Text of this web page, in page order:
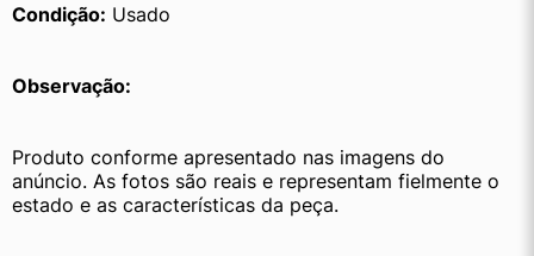
Condição: Usado
Observação:
Produto conforme apresentado nas imagens do
anúncio. As fotos são reais e representam fielmente o
estado e as características da peça.